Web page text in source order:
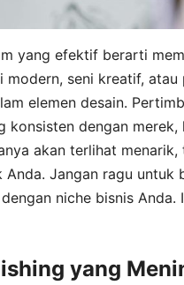
yang efektif berarti
seni kreatif,
elemen desain.
konsisten dengan
akan terlihat
Jangan ragu untuk
niche bisnis Anda.
yang